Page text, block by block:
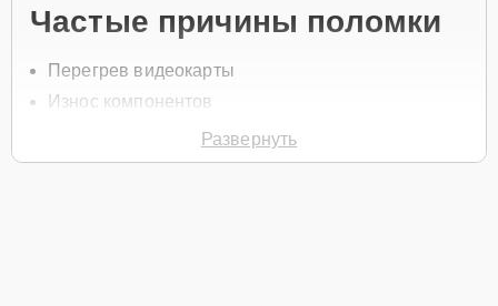
Частые причины поломки
Перегрев видеокарты
Износ компонентов
Механические повреждения
Конфликт с драйверами
Развернуть